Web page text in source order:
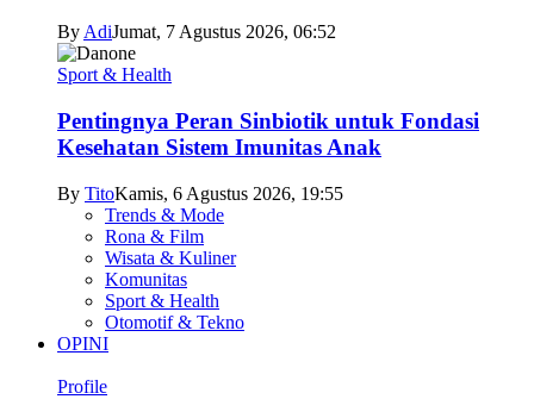
By AdiJumat, 7 Agustus 2026, 06:52
Sport & Health
Pentingnya Peran Sinbiotik untuk Fondasi
Kesehatan Sistem Imunitas Anak
By TitoKamis, 6 Agustus 2026, 19:55
Trends & Mode
Rona & Film
Wisata & Kuliner
Komunitas
Sport & Health
Otomotif & Tekno
OPINI
Profile